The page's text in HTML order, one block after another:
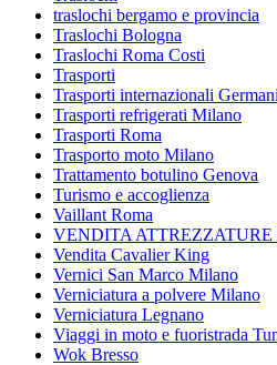
traslochi bergamo e provincia
Traslochi Bologna
Traslochi Roma Costi
Trasporti
Trasporti internazionali
Trasporti refrigerati Milano
Trasporti Roma
Trasporto moto Milano
Trattamento botulino Genova
Turismo e accoglienza
Vaillant Roma
VENDITA ATTREZZATURE
Vendita Cavalier King
Vernici San Marco Milano
Verniciatura a polvere Milano
Verniciatura Legnano
Viaggi in moto e fuoristrada
Wok Bresso